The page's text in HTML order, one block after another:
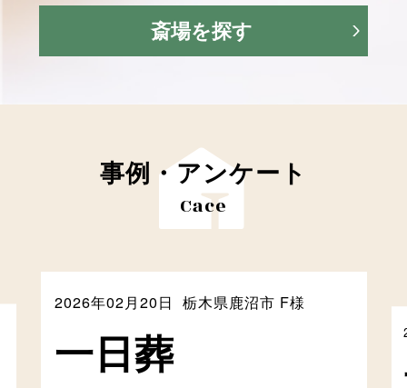
斎場を探す
事例・アンケート
Cace
2026年02月20日 栃木県鹿沼市 F様
⼀⽇葬